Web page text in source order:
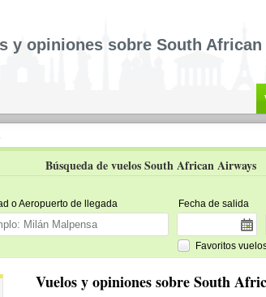
y opiniones sobre South
Búsqueda de vuelos South African Airways
o Aeropuerto de llegada Fecha de salida
Favoritos
Vuelos y opiniones sobre South